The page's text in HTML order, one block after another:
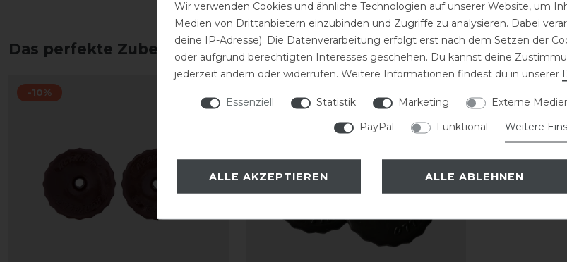
Das perfekte Zubehör für dich
-10%
Wir verwenden Cookies und ähnliche Technologien auf unserer Website, um
Medien von Drittanbietern einzubinden und Zugriffe zu analysieren. Dabei
deine IP-Adresse). Die Datenverarbeitung erfolgt erst nach dem Setzen der
oder aufgrund berechtigten Interesses geschehen. Du kannst deine
jederzeit ändern oder widerrufen. Weitere Informationen findest du in unserer
Essenziell Statistik Marketing Externe
PayPal
Funktional Weitere
ALLE AKZEPTIEREN ALLE ABLEHNEN